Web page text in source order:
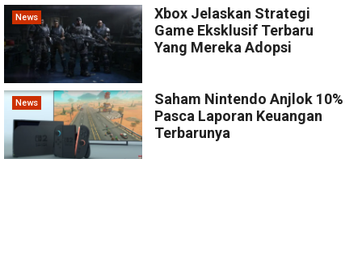
News
Xbox Jelaskan Strategi
Game Eksklusif Terbaru
Yang Mereka Adopsi
News
Saham Nintendo Anjlok 10%
Pasca Laporan Keuangan
Terbarunya